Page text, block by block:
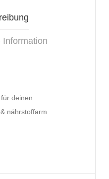
Information
deinen
nährstoffarm